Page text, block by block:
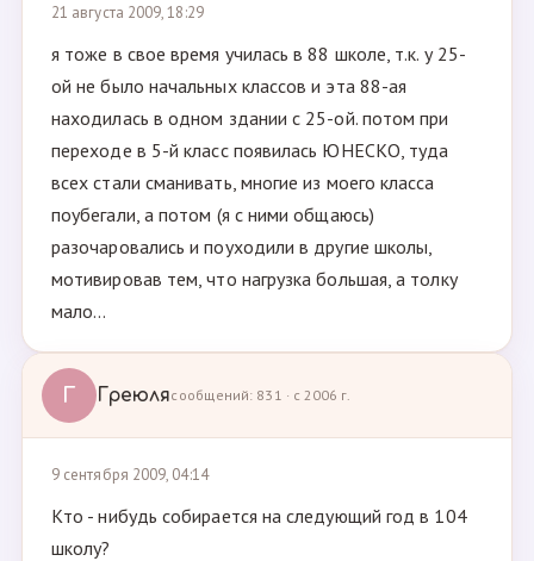
21 августа 2009, 18:29
я тоже в свое время училась в 88 школе, т.к. у 25-
ой не было начальных классов и эта 88-ая
находилась в одном здании с 25-ой. потом при
переходе в 5-й класс появилась ЮНЕСКО, туда
всех стали сманивать, многие из моего класса
поубегали, а потом (я с ними общаюсь)
разочаровались и поуходили в другие школы,
мотивировав тем, что нагрузка большая, а толку
мало...
Г Греюлясообщений: 831 · с 2006 г.
9 сентября 2009, 04:14
Кто - нибудь собирается на следующий год в 104
школу?